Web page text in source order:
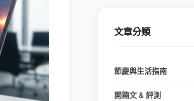
文章分類
節慶與生活指南
開箱文 & 評測